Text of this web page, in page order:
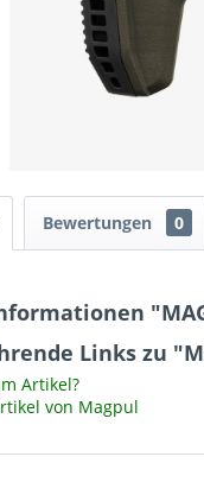
Bewertungen 0
Links zu
Artikel?
von Magpul